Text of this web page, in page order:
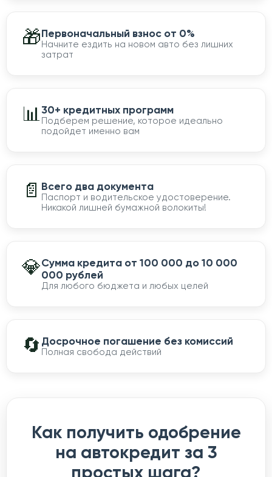
🎁Первоначальный взнос от 0%
Начните ездить на новом авто без лишних
затрат
📊30+ кредитных программ
Подберем решение, которое идеально
подойдет именно вам
📄 Всего два документа
Паспорт и водительское удостоверение.
Никакой лишней бумажной волокиты!
💎Сумма кредита от 100 000 до 10 000
000 рублей
Для любого бюджета и любых целей
🔄 Досрочное погашение без комиссий
Полная свобода действий
Как получить одобрение
на автокредит за 3
простых шага?